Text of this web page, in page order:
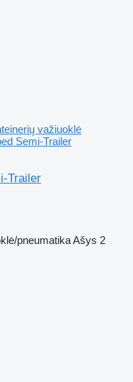
važiuoklė
Semi-Trailer
Trailer
pneumatikaAšys 2